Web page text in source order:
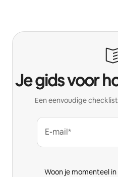
Je gids voor
Een eenvoudige
E-mail*
Woon je momenteel in